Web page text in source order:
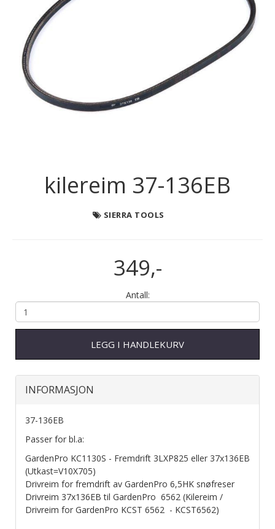
kilereim 37-136EB
SIERRA TOOLS
349,-
Antall:
LEGG I HANDLEKURV
INFORMASJON
37-136EB
Passer for bl.a:
GardenPro KC1130S - Fremdrift 3LXP825 eller 37x136EB
(Utkast=V10X705)
Drivreim for fremdrift av GardenPro 6,5HK snøfreser
Drivreim 37x136EB til GardenPro 6562 (Kilereim /
Drivreim for GardenPro KCST 6562 - KCST6562)